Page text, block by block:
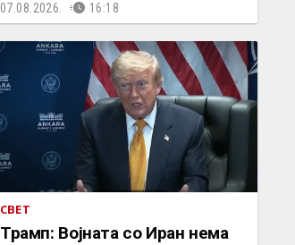
07.08.2026. 16:18
СВЕТ
Трамп: Војната со Иран нема